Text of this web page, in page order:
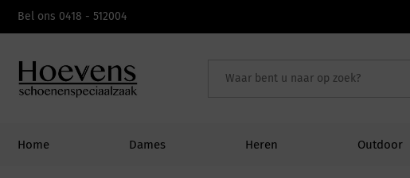
Bel ons 0418 - 512004
Home Dames Heren Outdoor